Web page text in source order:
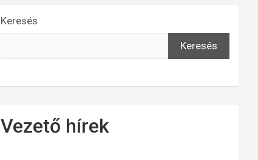
Keresés
Keresés
Vezető hírek